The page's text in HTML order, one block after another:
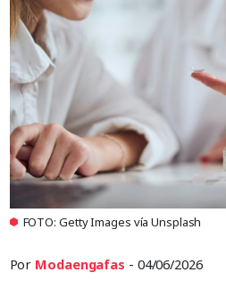
FOTO: Getty Images vía Unsplash
Por Modaengafas - 04/06/2026